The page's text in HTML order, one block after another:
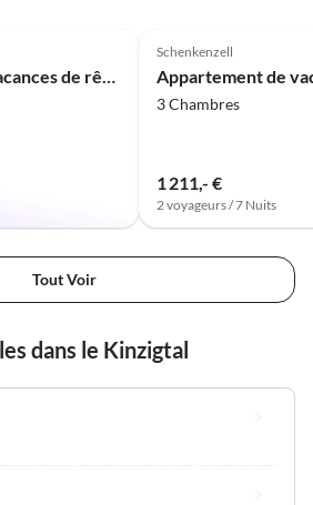
gesehen haben!! Wir
!!
Appartement de vacances de rêve Kinzig-Chalet
Schenkenzell
3 Chambres
1 211,- €
2 voyageurs / 7 Nuits
Tout Voir
dans le Kinzigtal